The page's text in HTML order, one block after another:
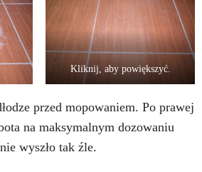
Kliknij, aby powiększyć.
przed mopowaniem. Po prawej
na maksymalnym dozowaniu
wyszło tak źle.